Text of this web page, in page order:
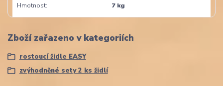
Hmotnost 7 kg
Zboží zařazeno v kategoriích
rostoucí židle EASY
zvýhodněné sety 2 ks židlí